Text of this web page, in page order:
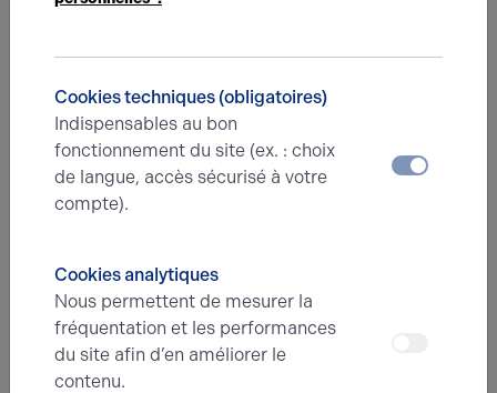
travail ?
17.06.2024
Quelles sont les formalités en cas de
cession de commerce ?
Cookies techniques (obligatoires)
Indispensables au bon
fonctionnement du site (ex. : choix
de langue, accès sécurisé à votre
compte).
Cookies analytiques
Nous permettent de mesurer la
fréquentation et les performances
du site afin d’en améliorer le
contenu.